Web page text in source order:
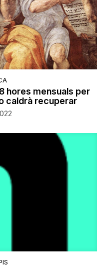
hores mensuals per
caldrà recuperar